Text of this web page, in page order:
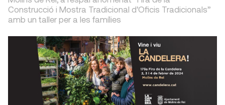
Construcció i Mostra Tradicional d’Oficis Tradicionals”
amb un taller per a les famílies